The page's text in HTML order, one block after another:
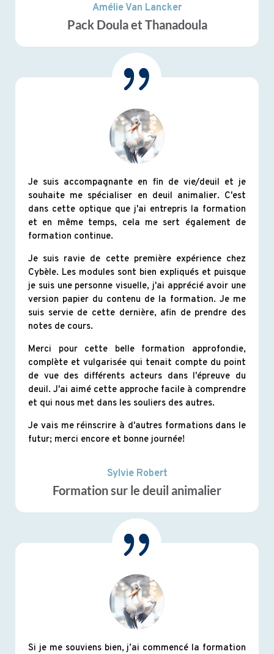
Amélie Van Lancker
Pack Doula et Thanadoula
Je suis accompagnante en fin de vie/deuil et je
souhaite me spécialiser en deuil animalier. C'est
dans cette optique que j'ai entrepris la formation
et en même temps, cela me sert également de
formation continue.
Je suis ravie de cette première expérience chez
Cybèle. Les modules sont bien expliqués et puisque
je suis une personne visuelle, j'ai apprécié avoir une
version papier du contenu de la formation. Je me
suis servie de cette dernière, afin de prendre des
notes de cours.
Merci pour cette belle formation approfondie,
complète et vulgarisée qui tenait compte du point
de vue des différents acteurs dans l'épreuve du
deuil. J'ai aimé cette approche facile à comprendre
et qui nous met dans les souliers des autres.
Je vais me réinscrire à d'autres formations dans le
futur; merci encore et bonne journée!
Sylvie Robert
Formation sur le deuil animalier
Si je me souviens bien, j’ai commencé la formation